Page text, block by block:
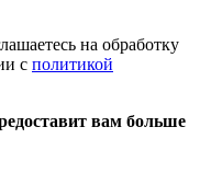
на обработку
с политикой
вам больше